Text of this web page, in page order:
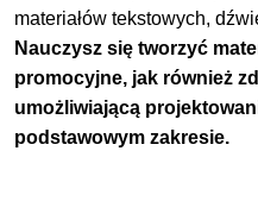
materiałów tekstowych,
Nauczysz się tworzyć
promocyjne, jak również
umożliwiającą
podstawowym zakresie.